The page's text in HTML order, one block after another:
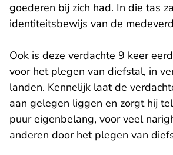
goederen bij zich had. In die tas
identiteitsbewijs van de
Ook is deze verdachte 9 keer
voor het plegen van diefstal, in
landen. Kennelijk laat de
aan gelegen liggen en zorgt hij
puur eigenbelang, voor veel
anderen door het plegen van